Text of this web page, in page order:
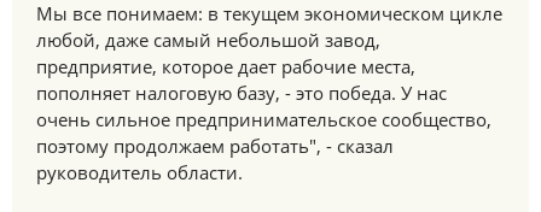
Мы все понимаем: в текущем экономическом цикле
любой, даже самый небольшой завод,
предприятие, которое дает рабочие места,
пополняет налоговую базу, - это победа. У нас
очень сильное предпринимательское сообщество,
поэтому продолжаем работать", - сказал
руководитель области.